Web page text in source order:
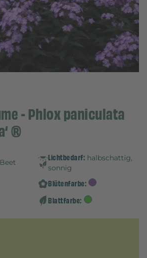
- Phlox paniculata
®
Lichtbedarf: halbschattig,
sonnig
Blütenfarbe:
Blattfarbe: